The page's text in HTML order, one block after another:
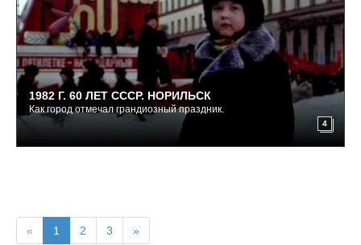
4
1982 Г. 60 ЛЕТ СССР. НОРИЛЬСК
Как город отмечал грандиозный праздник.
« 1 2 3 »